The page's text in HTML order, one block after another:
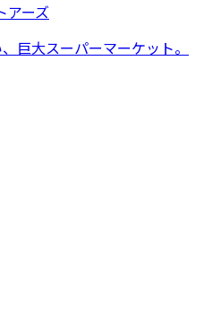
アーズ
巨大スーパーマーケット。